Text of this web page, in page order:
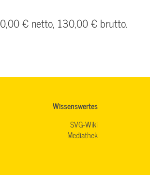
€ netto, 130,00 € brutto.
Wissenswertes
SVG-Wiki
Mediathek